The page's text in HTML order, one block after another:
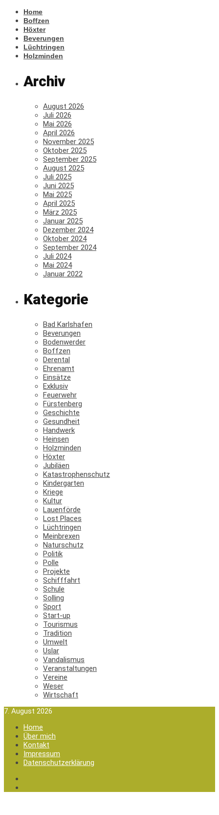
Home
Boffzen
Höxter
Beverungen
Lüchtringen
Holzminden
Archiv
August 2026
Juli 2026
Mai 2026
April 2026
November 2025
Oktober 2025
September 2025
August 2025
Juli 2025
Juni 2025
Mai 2025
April 2025
März 2025
Januar 2025
Dezember 2024
Oktober 2024
September 2024
Juli 2024
Mai 2024
Januar 2022
Kategorie
Bad Karlshafen
Beverungen
Bodenwerder
Boffzen
Derental
Ehrenamt
Einsätze
Exklusiv
Feuerwehr
Fürstenberg
Geschichte
Gesundheit
Handwerk
Heinsen
Holzminden
Höxter
Jubiläen
Katastrophenschutz
Kindergarten
Kriege
Kultur
Lauenförde
Lost Places
Lüchtringen
Meinbrexen
Naturschutz
Politik
Polle
Projekte
Schifffahrt
Schule
Solling
Sport
Start-up
Tourismus
Tradition
Umwelt
Uslar
Vandalismus
Veranstaltungen
Vereine
Weser
Wirtschaft
7. August 2026
Home
Über mich
Kontakt
Impressum
Datenschutzerklärung